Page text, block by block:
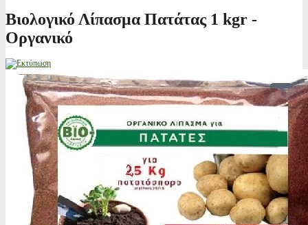
Βιολογικό Λίπασμα Πατάτας 1 kgr -
Οργανικό